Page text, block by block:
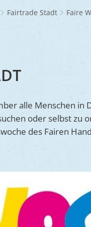
Fairtrade Stadt Faire
alle Menschen in
oder selbst zu
des Fairen